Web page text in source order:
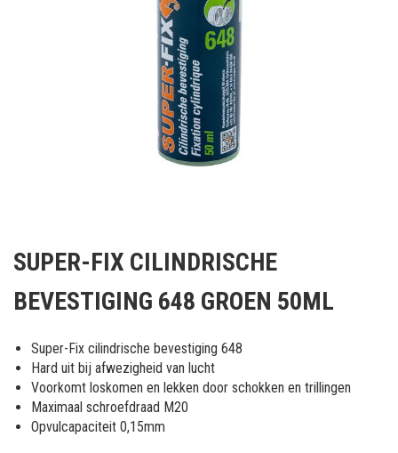
het
van
afbeeldingen-
gallerij
SUPER-FIX CILINDRISCHE
BEVESTIGING 648 GROEN 50ML
Super-Fix cilindrische bevestiging 648
Hard uit bij afwezigheid van lucht
Voorkomt loskomen en lekken door schokken en trillingen
Maximaal schroefdraad M20
Opvulcapaciteit 0,15mm